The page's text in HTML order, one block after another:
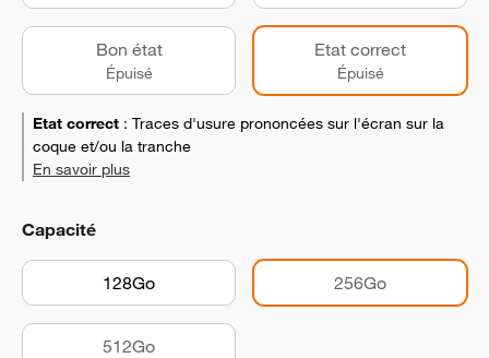
Bon état
Épuisé
Etat correct
Épuisé
Etat correct : Traces d'usure prononcées sur l'écran sur la
coque et/ou la tranche
En savoir plus
Capacité
128Go 256Go
512Go